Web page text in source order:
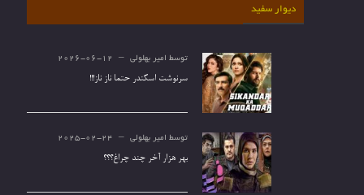
دیوار سفید
توسط امیر بهلولی 2026-06-12
سرنوشت اسکندر حتما ناز ناز!!!
توسط امیر بهلولی 2025-02-24
بهر هزار آخر چند چراغ؟؟؟